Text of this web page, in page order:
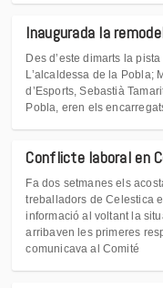
Inaugurada la
Des d’este dimarts la
L’alcaldessa de la Pobla;
d’Esports, Sebastià
Pobla, eren els
Conflicte laboral en
Fa dos setmanes els
treballadors de Celestica
informació al voltant la
arribaven les primeres
comunicava al Comité